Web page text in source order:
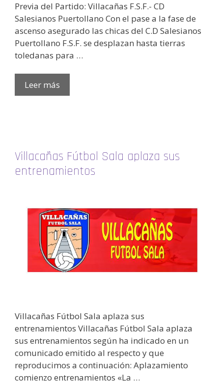
Previa del Partido: Villacañas F.S.F.- CD
Salesianos Puertollano Con el pase a la fase de
ascenso asegurado las chicas del C.D Salesianos
Puertollano F.S.F. se desplazan hasta tierras
toledanas para …
Leer más
Villacañas Fútbol Sala aplaza sus
entrenamientos
Villacañas Fútbol Sala aplaza sus
entrenamientos Villacañas Fútbol Sala aplaza
sus entrenamientos según ha indicado en un
comunicado emitido al respecto y que
reproducimos a continuación: Aplazamiento
comienzo entrenamientos «La …